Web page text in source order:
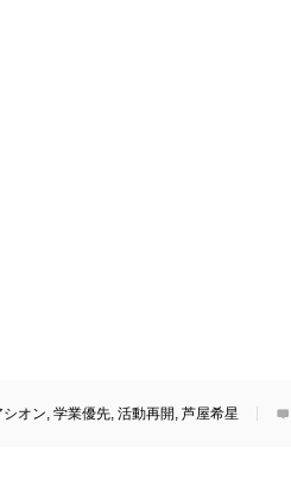
シオン, 学業優先, 活動再開, 芦屋希星